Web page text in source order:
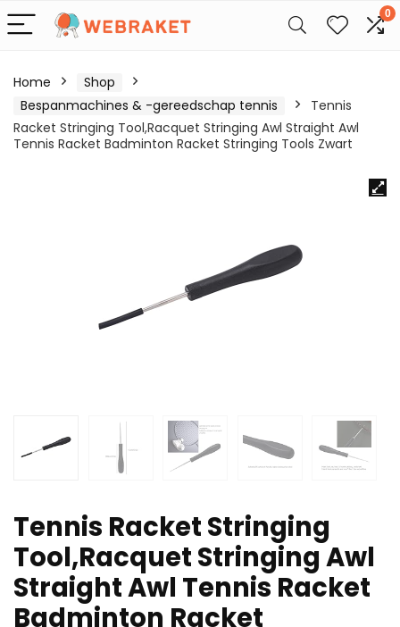
0
Home
Shop
Bespanmachines & -gereedschap tennis
Tennis
Racket Stringing Tool,Racquet Stringing Awl Straight Awl
Tennis Racket Badminton Racket Stringing Tools Zwart
Tennis Racket Stringing
Tool,Racquet Stringing Awl
Straight Awl Tennis Racket
Badminton Racket